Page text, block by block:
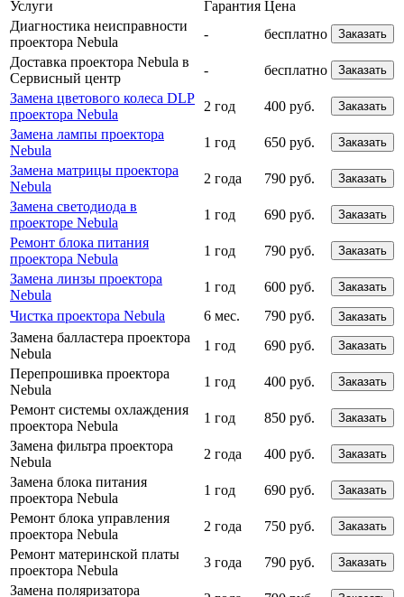
Услуги Гарантия Цена
Диагностика неисправности
проектора Nebula
- бесплатно Заказать
Доставка проектора Nebula в
Сервисный центр
- бесплатно Заказать
Замена цветового колеса DLP
проектора Nebula
2 год 400 руб. Заказать
Замена лампы проектора
Nebula
1 год 650 руб. Заказать
Замена матрицы проектора
Nebula
2 года 790 руб. Заказать
Замена светодиода в
проекторе Nebula
1 год 690 руб. Заказать
Ремонт блока питания
проектора Nebula
1 год 790 руб. Заказать
Замена линзы проектора
Nebula
1 год 600 руб. Заказать
Чистка проектора Nebula 6 мес. 790 руб. Заказать
Замена балластера проектора
Nebula
1 год 690 руб. Заказать
Перепрошивка проектора
Nebula
1 год 400 руб. Заказать
Ремонт системы охлаждения
проектора Nebula
1 год 850 руб. Заказать
Замена фильтра проектора
Nebula
2 года 400 руб. Заказать
Замена блока питания
проектора Nebula
1 год 690 руб. Заказать
Ремонт блока управления
проектора Nebula
2 года 750 руб. Заказать
Ремонт материнской платы
проектора Nebula
3 года 790 руб. Заказать
Замена поляризатора